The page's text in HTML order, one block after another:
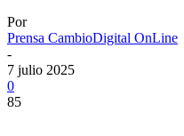
Por
Prensa CambioDigital OnLine
-
7 julio 2025
0
85